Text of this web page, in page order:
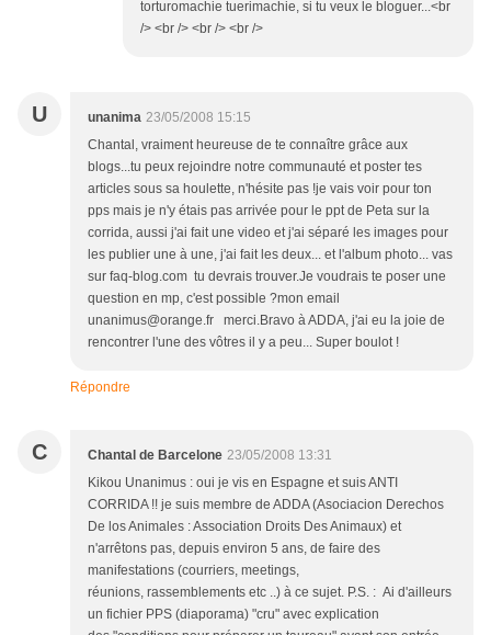
torturomachie tuerimachie, si tu veux le bloguer...<br
/> <br /> <br /> <br />
U unanima 23/05/2008 15:15
Chantal, vraiment heureuse de te connaître grâce aux
blogs...tu peux rejoindre notre communauté et poster tes
articles sous sa houlette, n'hésite pas !je vais voir pour ton
pps mais je n'y étais pas arrivée pour le ppt de Peta sur la
corrida, aussi j'ai fait une video et j'ai séparé les images pour
les publier une à une, j'ai fait les deux... et l'album photo... vas
sur faq-blog.com tu devrais trouver.Je voudrais te poser une
question en mp, c'est possible ?mon email
unanimus@orange.fr merci.Bravo à ADDA, j'ai eu la joie de
rencontrer l'une des vôtres il y a peu... Super boulot !
Répondre
C Chantal de Barcelone 23/05/2008 13:31
Kikou Unanimus : oui je vis en Espagne et suis ANTI
CORRIDA !! je suis membre de ADDA (Asociacion Derechos
De los Animales : Association Droits Des Animaux) et
n'arrêtons pas, depuis environ 5 ans, de faire des
manifestations (courriers, meetings,
réunions, rassemblements etc ..) à ce sujet. P.S. : Ai d'ailleurs
un fichier PPS (diaporama) "cru" avec explication